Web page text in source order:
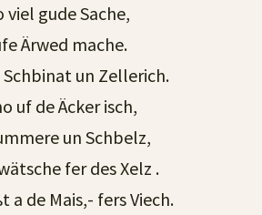
viel gude Sache,
Ärwed mache.
Schbinat un Zellerich.
uf de Äcker isch,
un Schbelz,
fer des Xelz .
a de Mais,- fers Viech.